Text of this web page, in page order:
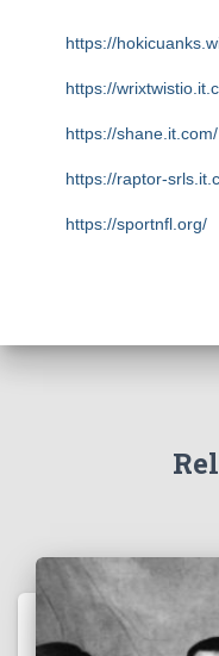
https://
https://
https://shane.it.com/
https://raptor-
https://sportnfl.org/
https://
https://
https://